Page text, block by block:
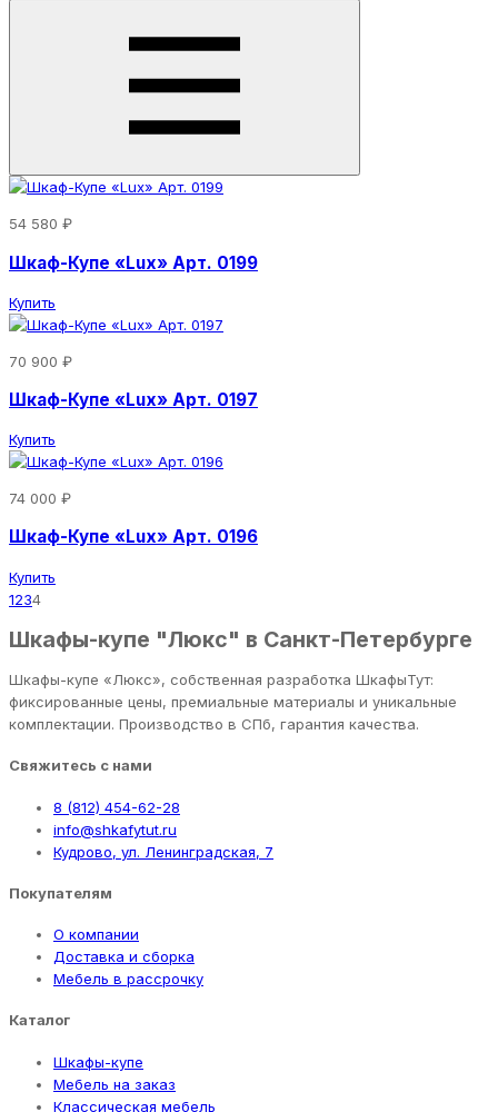
54 580 ₽
Шкаф-Купе «Lux» Арт. 0199
Купить
70 900 ₽
Шкаф-Купе «Lux» Арт. 0197
Купить
74 000 ₽
Шкаф-Купе «Lux» Арт. 0196
Купить
1234
Шкафы-купе "Люкс" в Санкт-Петербурге
Шкафы-купе «Люкс», собственная разработка ШкафыТут:
фиксированные цены, премиальные материалы и уникальные
комплектации. Производство в СПб, гарантия качества.
Свяжитесь с нами
8 (812) 454-62-28
info@shkafytut.ru
Кудрово, ул. Ленинградская, 7
Покупателям
О компании
Доставка и сборка
Мебель в рассрочку
Каталог
Шкафы-купе
Мебель на заказ
Классическая мебель